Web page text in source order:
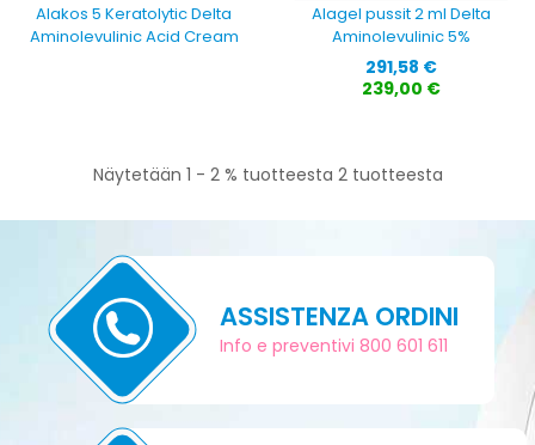
Alakos 5 Keratolytic Delta
Aminolevulinic Acid Cream
Alagel pussit 2 ml Delta
Aminolevulinic 5%
Hinta
291,58 €
239,00 €
Näytetään 1 - 2 % tuotteesta 2 tuotteesta
ASSISTENZA ORDINI
Info e preventivi 800 601 611